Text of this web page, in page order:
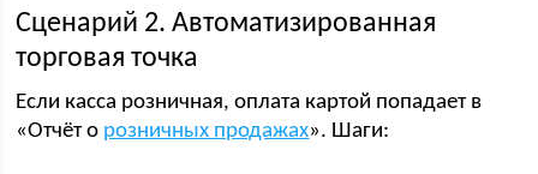
Сценарий 2. Автоматизированная
торговая точка
Если касса розничная, оплата картой попадает в
«Отчёт о розничных продажах». Шаги: